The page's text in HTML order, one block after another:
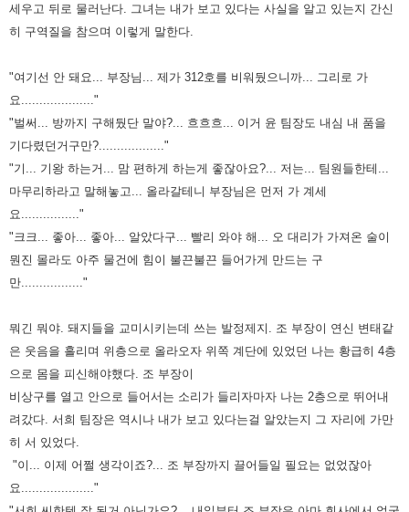
세우고 뒤로 물러난다. 그녀는 내가 보고 있다는 사실을 알고 있는지 간신
히 구역질을 참으며 이렇게 말한다.
"여기선 안 돼요... 부장님... 제가 312호를 비워뒀으니까... 그리로 가
요...................."
"벌써... 방까지 구해뒀단 말야?... 흐흐흐... 이거 윤 팀장도 내심 내 품을
기다렸던거구만?.................."
"기... 기왕 하는거... 맘 편하게 하는게 좋잖아요?... 저는... 팀원들한테...
마무리하라고 말해놓고... 올라갈테니 부장님은 먼저 가 계세
요................"
"크크... 좋아... 좋아... 알았다구... 빨리 와야 해... 오 대리가 가져온 술이
뭔진 몰라도 아주 물건에 힘이 불끈불끈 들어가게 만드는 구
만................."
뭐긴 뭐야. 돼지들을 교미시키는데 쓰는 발정제지. 조 부장이 연신 변태같
은 웃음을 흘리며 위층으로 올라오자 위쪽 계단에 있었던 나는 황급히 4층
으로 몸을 피신해야했다. 조 부장이
비상구를 열고 안으로 들어서는 소리가 들리자마자 나는 2층으로 뛰어내
려갔다. 서희 팀장은 역시나 내가 보고 있다는걸 알았는지 그 자리에 가만
히 서 있었다.
"이... 이제 어쩔 생각이죠?... 조 부장까지 끌어들일 필요는 없었잖아
요...................."